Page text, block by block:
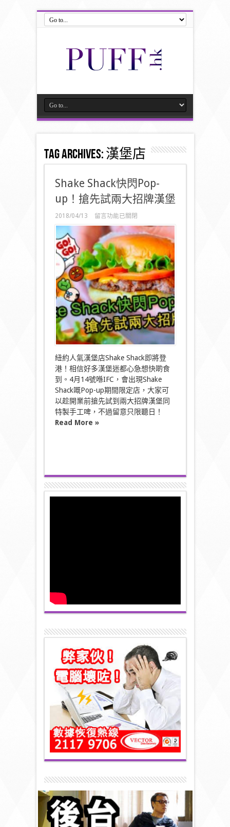
Tag Archives:漢堡店
Shake Shack快閃Pop-
up！搶先試兩大招牌漢堡
2018/04/13
在
〈Shake
Shack
快
閃
Pop-
up！
搶
先
試
兩
大
招
牌
漢
堡〉
留言功能已關閉
紐約人氣漢堡店Shake Shack即將登
港！相信好多漢堡迷都心急想快啲食
到。4月14號喺IFC，會出現Shake
Shack嘅Pop-up期間限定店，大家可
以趁開業前搶先試到兩大招牌漢堡同
特製手工啤，不過留意只限聽日！
Read More »